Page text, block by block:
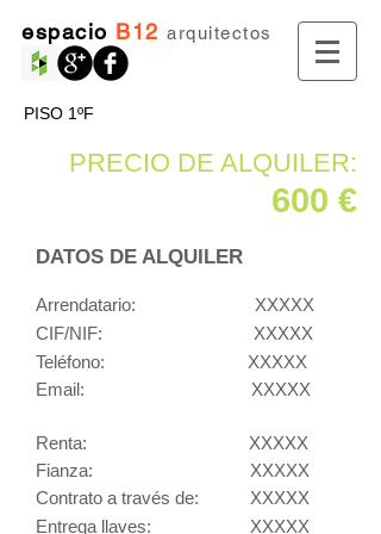
espacio B12 arquitectos
PISO 1ºF
PRECIO DE ALQUILER:
600 €
DATOS DE ALQUILER
Arrendatario:
XXXXX
CIF/NIF:
XXXXX
Teléfono: XXXXX
Email: XXXXX
Renta: XXXXX
Fianza: XXXXX
Contrato a través de:
XXXXX
Entrega llaves:
XXXXX